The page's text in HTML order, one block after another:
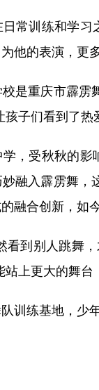
训练和学习
他的表演，更
重庆市霹雳
子们看到了热
受秋秋的影
融入霹雳舞，
融合创新，如
到别人跳舞，
上更大的舞台
练基地，少年